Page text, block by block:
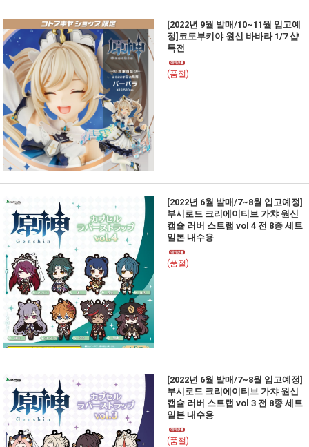
[2022년 9월 발매/10~11월 입고예
정]코토부키야 원신 바바라 1/7 샵
특전
(품절)
[2022년 6월 발매/7~8월 입고예정]
부시로드 크리에이티브 가챠 원신
캡슐 러버 스트랩 vol 4 전 8종 세트
일본 내수용
(품절)
[2022년 6월 발매/7~8월 입고예정]
부시로드 크리에이티브 가챠 원신
캡슐 러버 스트랩 vol 3 전 8종 세트
일본 내수용
(품절)